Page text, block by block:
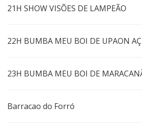
21H SHOW VISÕES DE LAMPEÃO
22H BUMBA MEU BOI DE UPAON
23H BUMBA MEU BOI DE
Barracao do Forró